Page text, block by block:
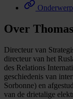
Over
Directeur van
directeur van het
des Relations
geschiedenis van
Sorbonne) en
van de drietalige